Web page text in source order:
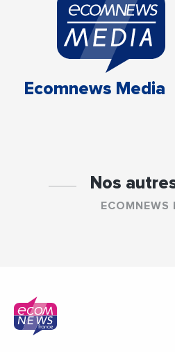
Ecomnews Media
Nos
ECOMNEWS